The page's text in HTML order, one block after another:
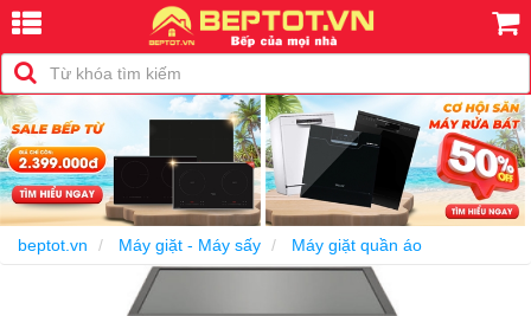
beptot.vn Máy giặt - Máy sấy Máy giặt quần áo